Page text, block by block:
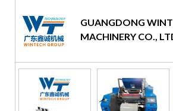
GUANGDONG
MACHINERY CO.,